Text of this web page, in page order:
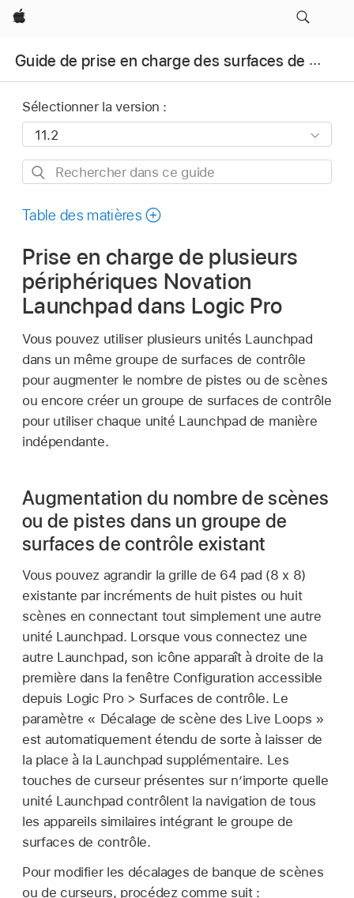
Apple
Guide de prise en charge des surfaces de contrôle pour Logic Pro
Sélectionner la version :
Rechercher
ce
Table des matières
Prise en charge de plusieurs
périphériques Novation
Launchpad dans Logic Pro
Vous pouvez utiliser plusieurs unités Launchpad
dans un même groupe de surfaces de contrôle
pour augmenter le nombre de pistes ou de scènes
ou encore créer un groupe de surfaces de contrôle
pour utiliser chaque unité Launchpad de manière
indépendante.
Augmentation du nombre de scènes
ou de pistes dans un groupe de
surfaces de contrôle existant
Vous pouvez agrandir la grille de 64 pad (8 x 8)
existante par incréments de huit pistes ou huit
scènes en connectant tout simplement une autre
unité Launchpad. Lorsque vous connectez une
autre Launchpad, son icône apparaît à droite de la
première dans la fenêtre Configuration accessible
depuis Logic Pro > Surfaces de contrôle. Le
paramètre « Décalage de scène des Live Loops »
est automatiquement étendu de sorte à laisser de
la place à la Launchpad supplémentaire. Les
touches de curseur présentes sur n’importe quelle
unité Launchpad contrôlent la navigation de tous
les appareils similaires intégrant le groupe de
surfaces de contrôle.
Pour modifier les décalages de banque de scènes
ou de curseurs, procédez comme suit :